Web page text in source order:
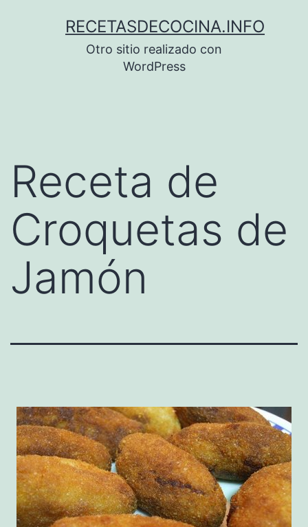
RECETASDECOCINA.INFO
Otro sitio realizado con
WordPress
Receta de
Croquetas de
Jamón